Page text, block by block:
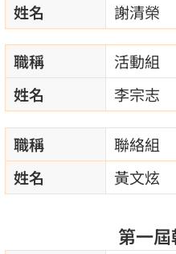
姓名
謝清榮
職稱
活動組
姓名
李宗志
職稱
聯絡組
姓名
黃文炫
第一